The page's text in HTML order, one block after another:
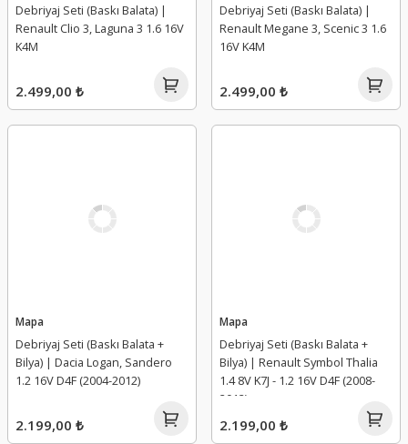
Debriyaj Seti (Baskı Balata) |
Renault Clio 3, Laguna 3 1.6 16V
K4M
2.499,00 ₺
Debriyaj Seti (Baskı Balata) |
Renault Megane 3, Scenic 3 1.6
16V K4M
2.499,00 ₺
Mapa
Debriyaj Seti (Baskı Balata +
Bilya) | Dacia Logan, Sandero
1.2 16V D4F (2004-2012)
2.199,00 ₺
Mapa
Debriyaj Seti (Baskı Balata +
Bilya) | Renault Symbol Thalia
1.4 8V K7J - 1.2 16V D4F (2008-
2012)
2.199,00 ₺